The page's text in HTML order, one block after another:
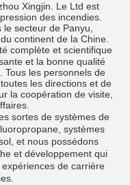
Xingjin. Le Ltd est
des incendies.
secteur de Panyu,
continent de la Chine.
complète et scientifique
et la bonne qualité
Tous les personnels de
les directions et de
la coopération de visite,
sortes de systèmes de
systèmes
et nous possédons
et développement qui
de carrière